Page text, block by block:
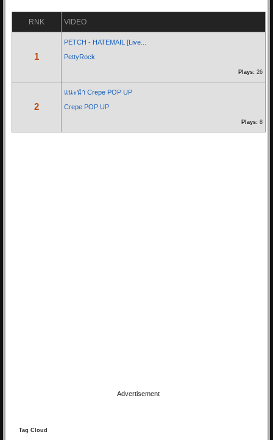
Re: ฟ้าหลังฝน - Nine...
OoHmusic
เธอจะคิดถึงฉันบ้างไหมคนดี
RNK VIDEO
1
PETCH - HATEMAIL [Live...
PettyRock
Plays: 26
2
แนะนำ Crepe POP UP
Crepe POP UP
Plays: 8
Advertisement
Tag Cloud